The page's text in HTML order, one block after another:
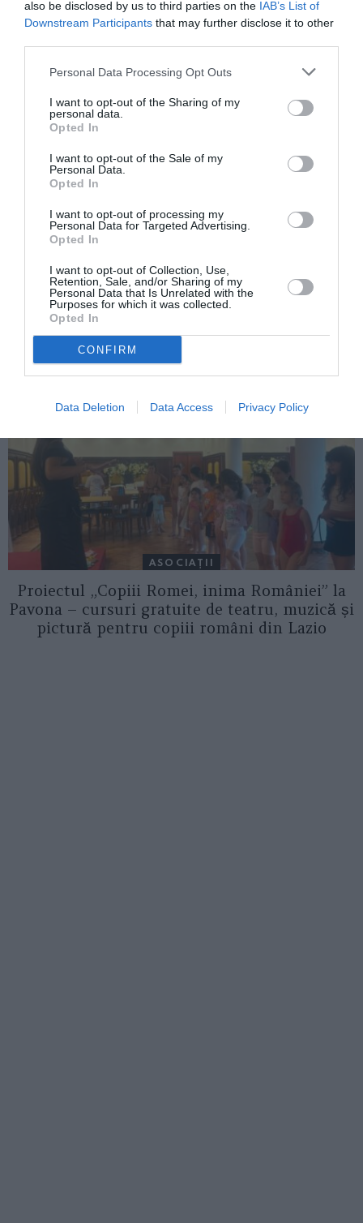
also be disclosed by us to third parties on the IAB’s List of
Downstream Participants that may further disclose it to other
Personal Data Processing Opt Outs
I want to opt-out of the Sharing of my
personal data.
Opted In
I want to opt-out of the Sale of my
Personal Data.
Opted In
I want to opt-out of processing my
Personal Data for Targeted Advertising.
Opted In
I want to opt-out of Collection, Use,
Retention, Sale, and/or Sharing of my
Personal Data that Is Unrelated with the
Purposes for which it was collected.
Opted In
CONFIRM
Data Deletion Data Access Privacy Policy
AȚI PUTEA DORI DE
ASEMENEA
ITALIA
Concursul Miss Badante 2026: informații
despre înscrieri și participare
ASOCIAŢII
Proiectul „Copiii Romei, inima României” la
Pavona – cursuri gratuite de teatru, muzică și
pictură pentru copiii români din Lazio